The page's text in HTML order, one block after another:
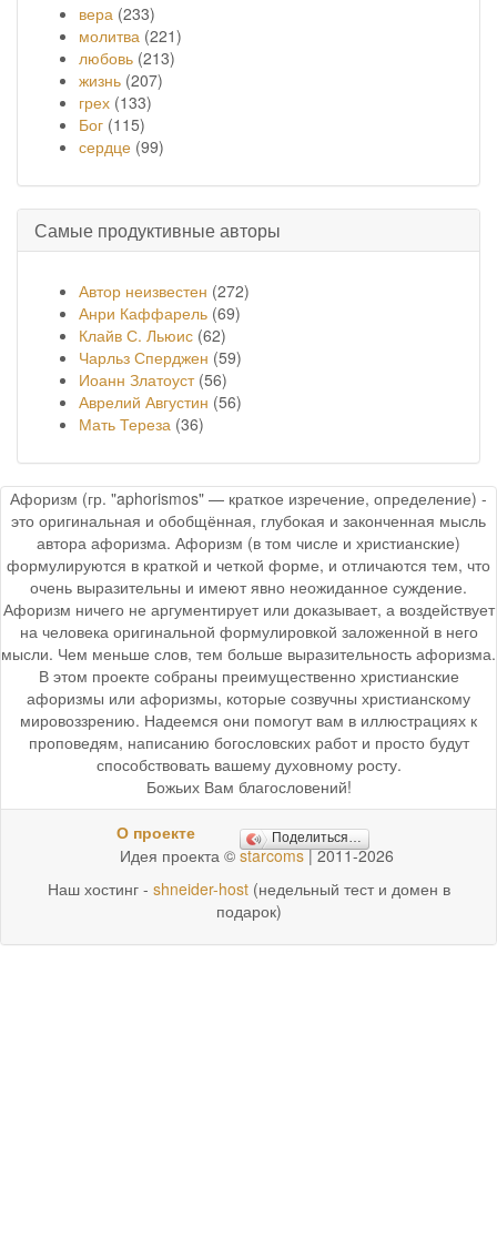
вера (233)
молитва (221)
любовь (213)
жизнь (207)
грех (133)
Бог (115)
сердце (99)
Самые продуктивные авторы
Автор неизвестен (272)
Анри Каффарель (69)
Клайв С. Льюис (62)
Чарльз Сперджен (59)
Иоанн Златоуст(56)
Аврелий Августин (56)
Мать Тереза (36)
Афоризм (гр. "aphorismos" — краткое изречение, определение) -
это оригинальная и обобщённая, глубокая и законченная мысль
автора афоризма. Афоризм (в том числе и христианские)
формулируются в краткой и четкой форме, и отличаются тем, что
очень выразительны и имеют явно неожиданное суждение.
Афоризм ничего не аргументирует или доказывает, а воздействует
на человека оригинальной формулировкой заложенной в него
мысли. Чем меньше слов, тем больше выразительность афоризма.
В этом проекте собраны преимущественно христианские
афоризмы или афоризмы, которые созвучны христианскому
мировоззрению. Надеемся они помогут вам в иллюстрациях к
проповедям, написанию богословских работ и просто будут
способствовать вашему духовному росту.
Божьих Вам благословений!
О проекте Поделиться…
Идея проекта © starcoms| 2011-2026
Наш хостинг - shneider-host(недельный тест и домен в
подарок)